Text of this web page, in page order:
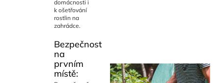
domácnosti i
k ošetřování
rostlin na
zahrádce.
Bezpečnost
na
prvním
místě: